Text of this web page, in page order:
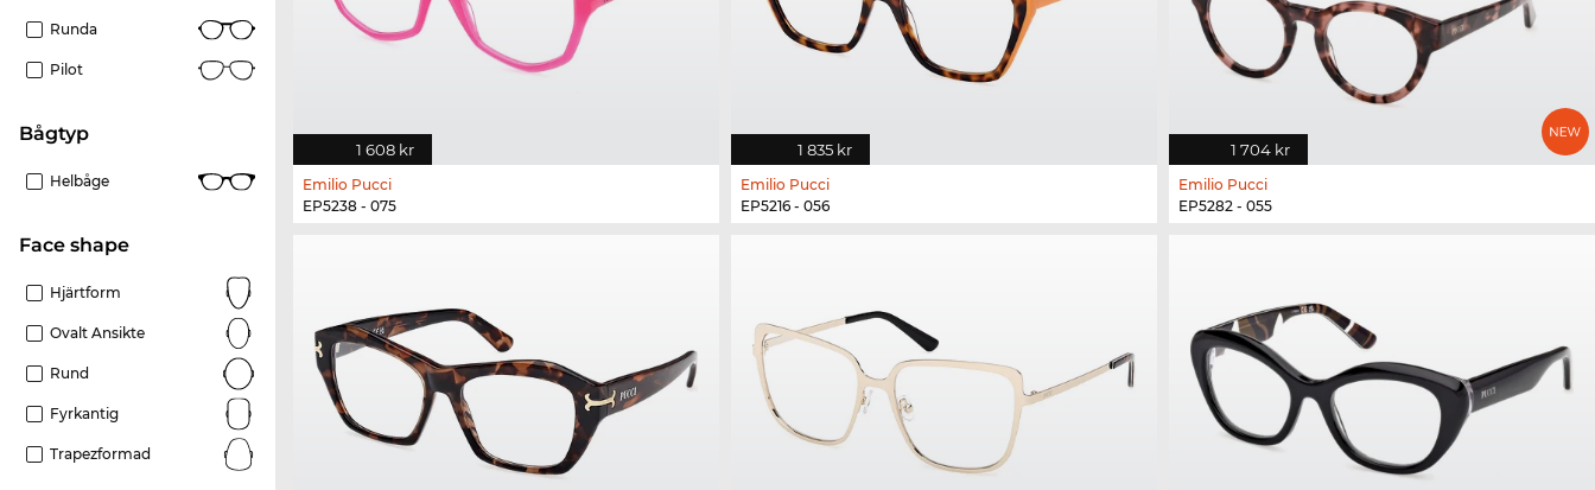
Runda
Pilot
Bågtyp
Helbåge
Face shape
Hjärtform
Ovalt Ansikte
Rund
Fyrkantig
Trapezformad
1 608 kr
Emilio Pucci
EP5238 - 075
1 835 kr
Emilio Pucci
EP5216 - 056
1 704 kr
Emilio Pucci
EP5282 - 055